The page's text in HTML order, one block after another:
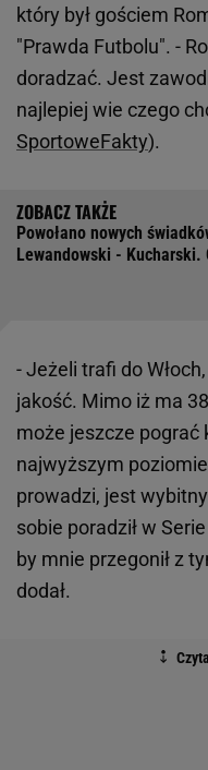
który był gościem
"Prawda Futbolu". -
doradzać. Jest
najlepiej wie czego
SportoweFakty).
Powołano nowych
Lewandowski - Kucharski.
- Jeżeli trafi do
jakość. Mimo iż ma
może jeszcze pograć
najwyższym
prowadzi, jest
sobie poradził w
by mnie przegonił z
dodał.